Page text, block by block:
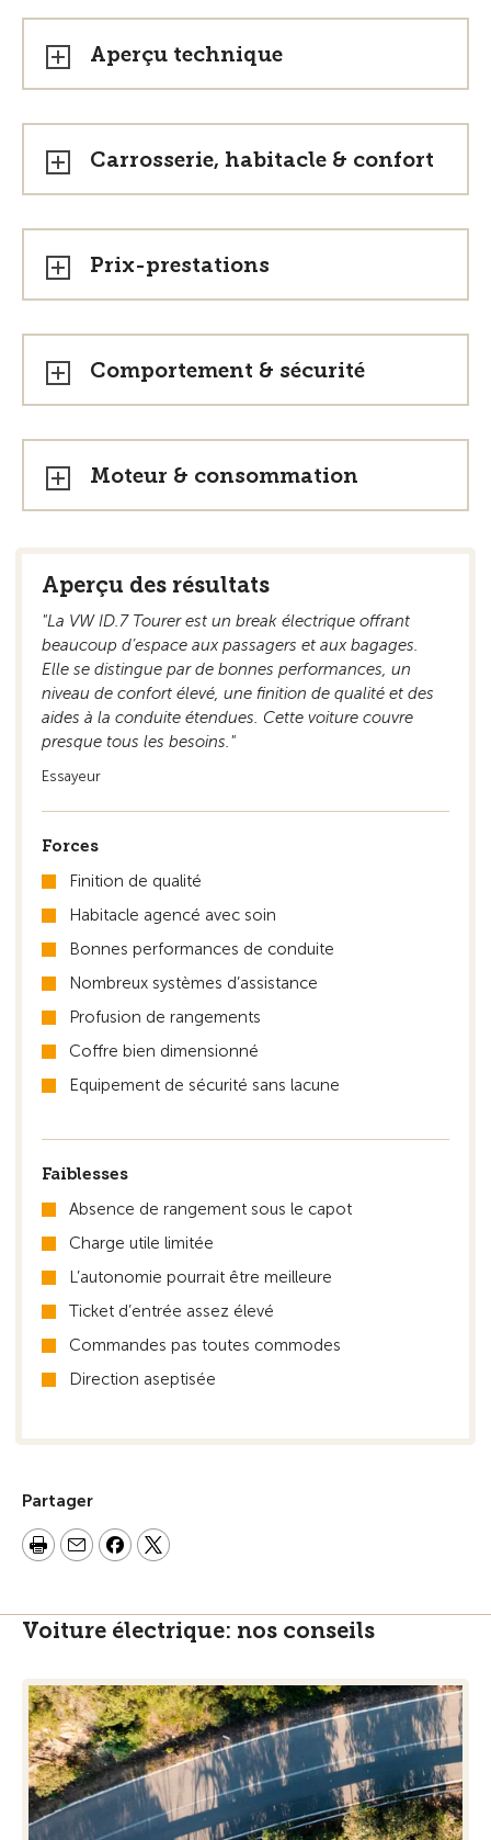
Aperçu technique
Carrosserie, habitacle & confort
Prix-prestations
Comportement & sécurité
Moteur & consommation
Aperçu des résultats
"La VW ID.7 Tourer est un break électrique offrant
beaucoup d’espace aux passagers et aux bagages.
Elle se distingue par de bonnes performances, un
niveau de confort élevé, une finition de qualité et des
aides à la conduite étendues. Cette voiture couvre
presque tous les besoins."
Essayeur
Forces
Finition de qualité
Habitacle agencé avec soin
Bonnes performances de conduite
Nombreux systèmes d’assistance
Profusion de rangements
Coffre bien dimensionné
Equipement de sécurité sans lacune
Faiblesses
Absence de rangement sous le capot
Charge utile limitée
L’autonomie pourrait être meilleure
Ticket d’entrée assez élevé
Commandes pas toutes commodes
Direction aseptisée
Partager
Voiture électrique: nos conseils